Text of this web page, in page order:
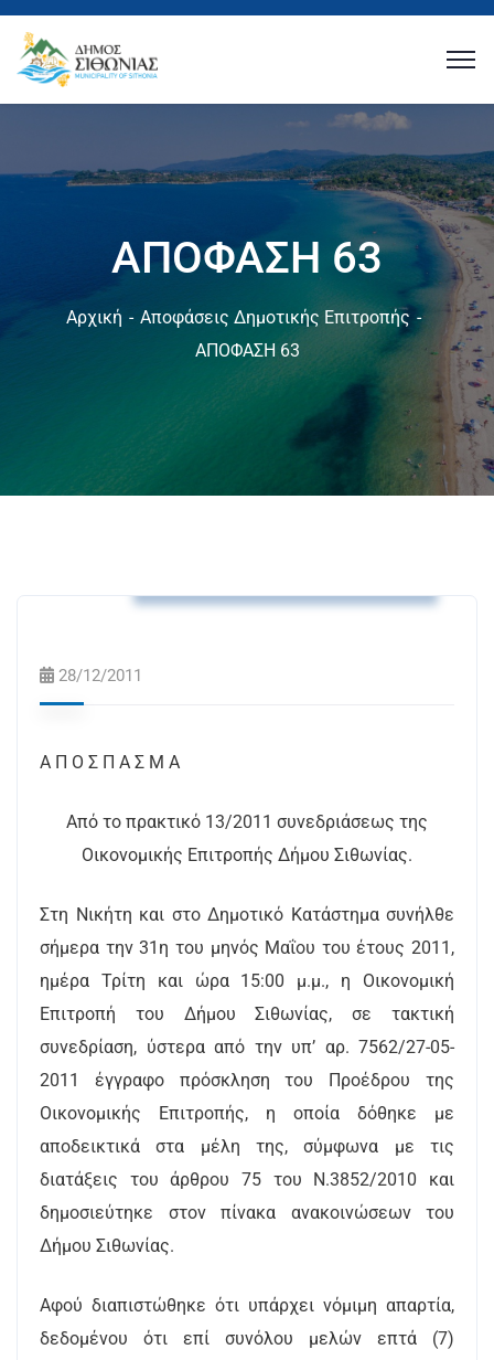
ΑΠΟΦΑΣΗ 63
Αρχική
Αποφάσεις Δημοτικής Επιτροπής
ΑΠΟΦΑΣΗ 63
28/12/2011
A Π Ο Σ Π Α Σ Μ Α
Από το πρακτικό 13/2011 συνεδριάσεως της
Οικονομικής Επιτροπής Δήμου Σιθωνίας.
Στη Νικήτη και στο Δημοτικό Κατάστημα συνήλθε
σήμερα την 31η του μηνός Μαΐου του έτους 2011,
ημέρα Τρίτη και ώρα 15:00 μ.μ., η Οικονομική
Επιτροπή του Δήμου Σιθωνίας, σε τακτική
συνεδρίαση, ύστερα από την υπ’ αρ. 7562/27-05-
2011 έγγραφο πρόσκληση του Προέδρου της
Οικονομικής Επιτροπής, η οποία δόθηκε με
αποδεικτικά στα μέλη της, σύμφωνα με τις
διατάξεις του άρθρου 75 του Ν.3852/2010 και
δημοσιεύτηκε στον πίνακα ανακοινώσεων του
Δήμου Σιθωνίας.
Αφού διαπιστώθηκε ότι υπάρχει νόμιμη απαρτία,
δεδομένου ότι επί συνόλου μελών επτά (7)